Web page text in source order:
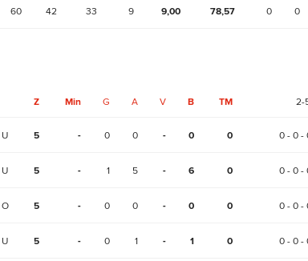
60 42 33 9 9,00 78,57 0 0
Z Min G A V B TM 2-
U 5 - 0 0 - 0 0 0 - 0 -
U 5 - 1 5 - 6 0 0 - 0 -
O 5 - 0 0 - 0 0 0 - 0 -
U 5 - 0 1 - 1 0 0 - 0 -